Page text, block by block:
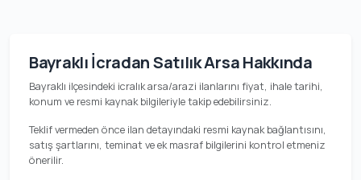
Bayraklı İcradan Satılık Arsa Hakkında
Bayraklı ilçesindeki icralık arsa/arazi ilanlarını fiyat, ihale tarihi,
konum ve resmi kaynak bilgileriyle takip edebilirsiniz.
Teklif vermeden önce ilan detayındaki resmi kaynak bağlantısını,
satış şartlarını, teminat ve ek masraf bilgilerini kontrol etmeniz
önerilir.